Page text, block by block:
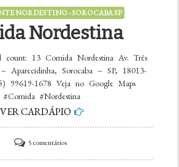
NORDESTINO - SOROCABA SP
Nordestina
count: 13 Comida Nordestina Av. Três
Aparecidinha, Sorocaba – SP, 18013-
99619-1678 Veja no Google Maps
#Comida #Nordestina
VER CARDÁPIO
5 comentáriosem
Comida